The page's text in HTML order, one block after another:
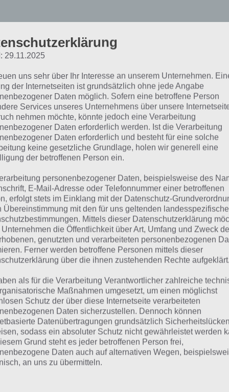
Puzzle
Pixeloptik
Umgebung in Gunbrick wird zum
Teil mit zerstört – Screenshot (c)
Nitrome
Fans klassischer
hinschauen, denn
jedes Spiel im
haben, sind mit
Bildfläche. Das
Plattformer. Doch
Zum einen ist
Plattformspiel. Ihr
rauf und müsst
auf den Bildschirm
Weiterhin enthält die App Puzzle-Elemente,
sind, die ihr zu lösen habt. Dazu muss der Spieler
nach oben kommt oder diesen so ausrichtet, dass
Blöcke zerstört.
Gunbrick ist nämlich ein Würfel, auf der einen Seite
ein Schild. Mit jedem Level kommen neue
sich selbst erklärt und man selber auf die Lösung
dass einem bei der Lösung hilft. Stattdessen
29.11.2025
uns sehr über Ihr Interesse an unserem Unternehmen.
der Internetseiten ist grundsätzlich ohne jede Angabe
Daten möglich. Sofern eine betroffene Person
Services unseres Unternehmens über unsere
nehmen möchte, könnte jedoch eine Verarbeitung
Daten erforderlich werden. Ist die Verarbeitung
Daten erforderlich und besteht für eine solche
keine gesetzliche Grundlage, holen wir generell eine
der betroffenen Person ein.
personenbezogener Daten, beispielsweise des
E-Mail-Adresse oder Telefonnummer einer betroffenen
erfolgt stets im Einklang mit der Datenschutz-
Übereinstimmung mit den für uns geltenden
Mittels dieser Datenschutzerklärung
Unternehmen die Öffentlichkeit über Art, Umfang und Zweck
genutzten und verarbeiteten personenbezogenen
Ferner werden betroffene Personen mittels dieser
über die ihnen zustehenden Rechte aufgeklärt.
als für die Verarbeitung Verantwortlicher zahlreiche
Maßnahmen umgesetzt, um einen möglichst
Schutz der über diese Internetseite verarbeiteten
Daten sicherzustellen. Dennoch können
Datenübertragungen grundsätzlich Sicherheitslücken
sodass ein absoluter Schutz nicht gewährleistet werden
Grund steht es jeder betroffenen Person frei,
Daten auch auf alternativen Wegen,
an uns zu übermitteln.